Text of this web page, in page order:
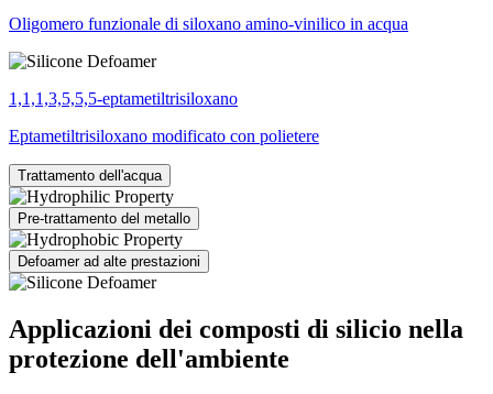
Oligomero funzionale di siloxano amino-vinilico in acqua
1,1,1,3,5,5,5-eptametiltrisiloxano
Eptametiltrisiloxano modificato con polietere
Trattamento dell'acqua
Pre-trattamento del metallo
Defoamer ad alte prestazioni
Applicazioni dei composti di silicio nella
protezione dell'ambiente